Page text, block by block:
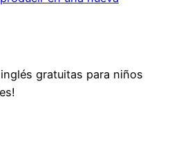
gratuitas para niños